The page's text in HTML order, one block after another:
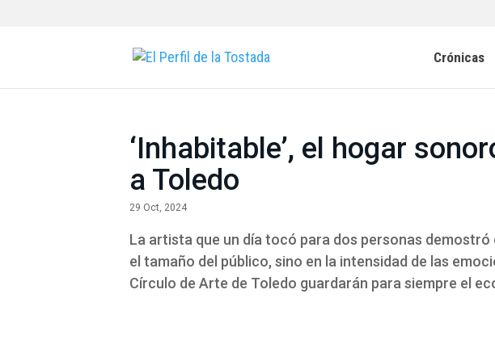
Crónicas
‘Inhabitable’, el hogar
a Toledo
29 Oct, 2024
La artista que un día tocó para dos personas demostró
el tamaño del público, sino en la intensidad de las
Círculo de Arte de Toledo guardarán para siempre el